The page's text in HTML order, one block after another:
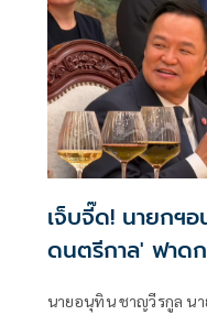
เจ็บจี๊ด! นายกฯ
ดนตรีกาล' ฟาด
นายอนุทิน ชาญวีรกูล น